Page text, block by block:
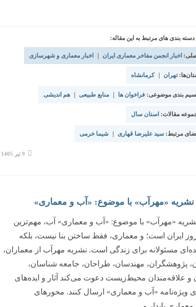
بندی های مرتبط به این مقاله:
اخبار انجمن مفاخر معماری ایران اخبار معماری و شهرسازی
تهران کرمانشاه
بندی موضوعی: فراخوان ها منابع طبیعی هم اندیشی
مقالات: استان سال
مرتبط: سید علیرضا قهاری شیما خرمی
نوشته
منتشر
9 تیر 1405
نشریه «مهرآب» با موضوع: «آب و معماری»
«مهرآب» با موضوع: «آب و معماری» آب، مهم‌ترین
ایران است؛ و معماری، فقط ساختن بنا نیست، بلکه
مسئولانه برای زندگی است. نشریه مهرآب از معماران،
پژوهشگران، مهندسان، طراحان، جامعه شناسان،
و علاقه‌مندان محیط‌زیست دعوت می‌کند آثار و ایده‌های
ویژه‌نامه «آب و معماری» ارسال کنند. محورهای